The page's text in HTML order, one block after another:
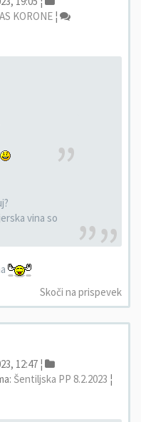
KORONE ¦
vina so
Skoči na prispevek
12:47 ¦
Šentiljska PP 8.2.2023 ¦